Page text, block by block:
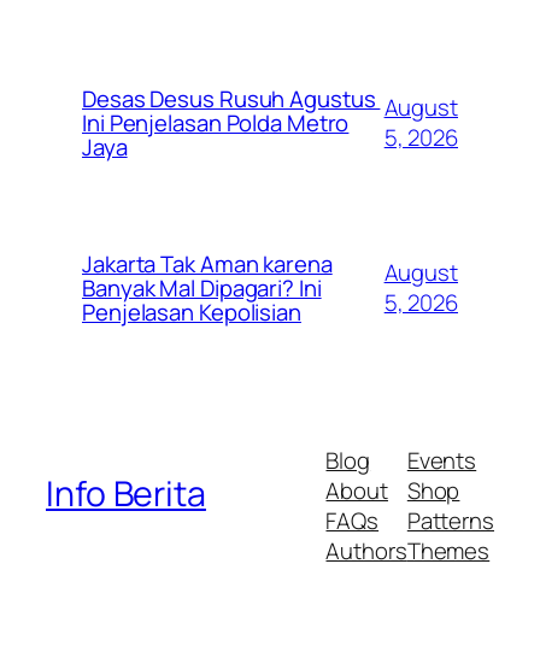
Desas Desus Rusuh Agustus
Ini Penjelasan Polda Metro
Jaya
August
5, 2026
Jakarta Tak Aman karena
Banyak Mal Dipagari? Ini
Penjelasan Kepolisian
August
5, 2026
Info Berita
Blog
About
FAQs
Authors
Events
Shop
Patterns
Themes